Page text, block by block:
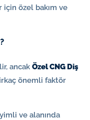
için özel bakım ve
ancak Özel CNG Diş
önemli faktör
ve alanında